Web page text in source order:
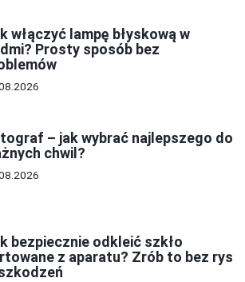
włączyć lampę błyskową w
Prosty sposób bez
– jak wybrać najlepszego do
chwil?
bezpiecznie odkleić szkło
z aparatu? Zrób to bez rys